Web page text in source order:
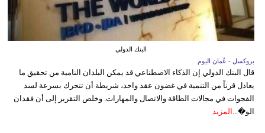
البنك الدولي
بروكسل - عُمان اليوم
قال البنك الدولي إن الذكاء الاصطناعي قد يمكن البلدان النامية من تحقيق ما
يعادل قرناً من التنمية في غضون عقد واحد، شريطة أن تتحرك بسرعة لسد
الفجوات في مجالات الطاقة والاتصال والمهارات. وخلص التقرير إلى أن فقدان
الو�...
المزيد